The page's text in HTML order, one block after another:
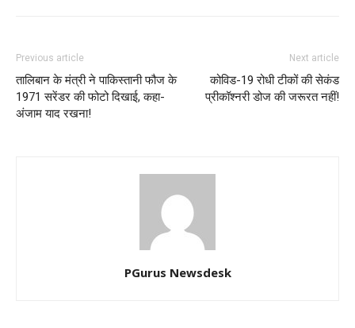
Previous article
तालिबान के मंत्री ने पाकिस्तानी फौज के
1971 सरेंडर की फोटो दिखाई, कहा-
अंजाम याद रखना!
Next article
कोविड-19 रोधी टीकों की सेकंड
प्रीकॉश्‍नरी डोज की जरूरत नहीं!
PGurus Newsdesk